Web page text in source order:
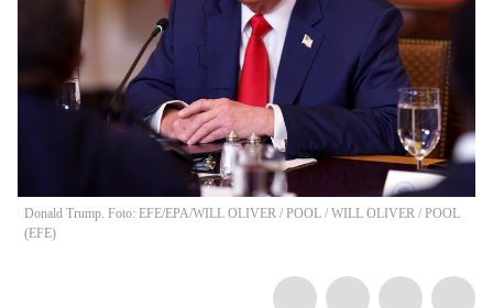
Donald Trump. Foto: EFE/EPA/WILL OLIVER / POOL / WILL OLIVER / POOL
(EFE)